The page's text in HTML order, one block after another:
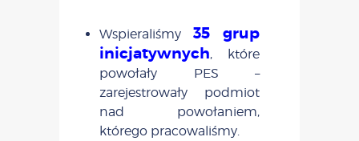
Wspieraliśmy 35 grup
inicjatywnych, które
powołały PES –
zarejestrowały podmiot
nad powołaniem,
którego pracowaliśmy.